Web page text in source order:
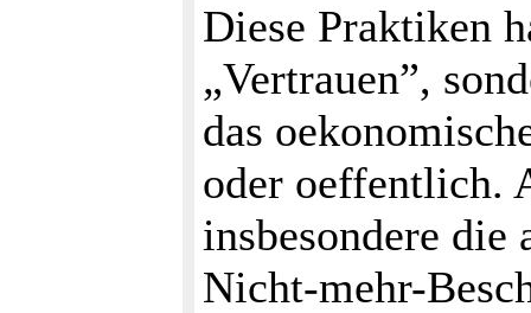
Diese Praktiken
„Vertrauen”,
das
oder oeffentlich.
insbesondere die
Nicht-mehr-